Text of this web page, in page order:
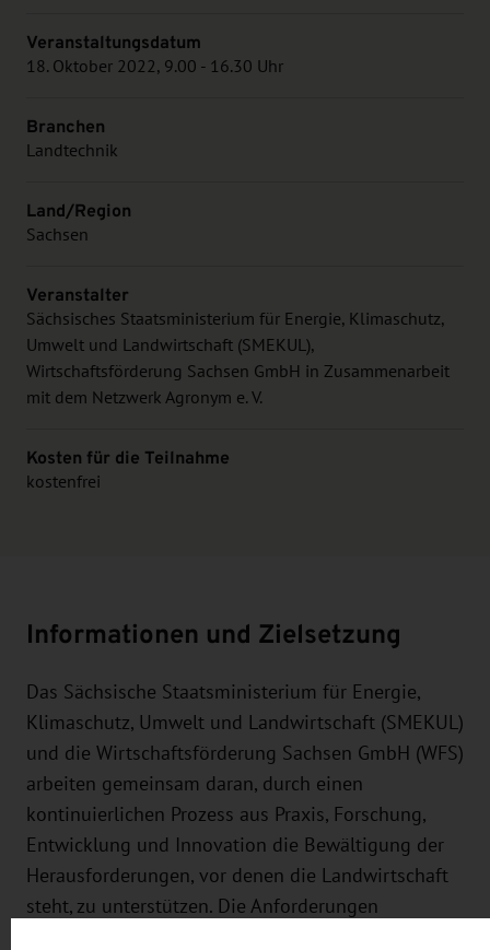
Veranstaltungsdatum
18. Oktober 2022, 9.00 - 16.30 Uhr
Branchen
Landtechnik
Land/Region
Sachsen
Veranstalter
Sächsisches Staatsministerium für Energie, Klimaschutz,
Umwelt und Landwirtschaft (SMEKUL),
Wirtschaftsförderung Sachsen GmbH in Zusammenarbeit
mit dem Netzwerk Agronym e. V.
Kosten für die Teilnahme
kostenfrei
Informationen und Zielsetzung
Das Sächsische Staatsministerium für Energie,
Klimaschutz, Umwelt und Landwirtschaft (SMEKUL)
und die Wirtschaftsförderung Sachsen GmbH (WFS)
arbeiten gemeinsam daran, durch einen
kontinuierlichen Prozess aus Praxis, Forschung,
Entwicklung und Innovation die Bewältigung der
Herausforderungen, vor denen die Landwirtschaft
steht, zu unterstützen. Die Anforderungen